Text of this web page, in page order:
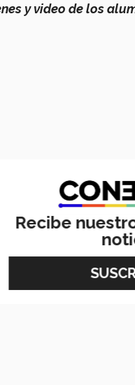
y video de los
y de Sistemas,
Recibe